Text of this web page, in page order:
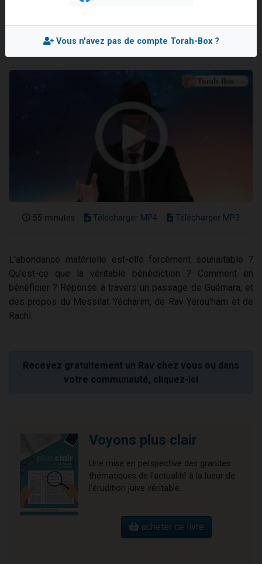
Eva vient de donner son Maasser
3 personnes viennent de faire un don pour Événements Torah-Box
Rav Shimon GOBERT
55 minutes Télécharger MP4 Télécharger MP3
L'abondance matérielle est-elle forcément souhaitable ?
Qu'est-ce que la véritable bénédiction ? Comment en
bénéficier ? Réponse à travers un passage de Guémara, et
des propos du Messilat Yécharim, de Rav Yérou'ham et de
Rachi.
Recevez gratuitement un Rav chez vous ou dans
votre communauté, cliquez-ici
Voyons plus clair
Une mise en perspective des grandes
thématiques de l'actualité à la lueur de
l'érudition juive véritable.
acheter ce livre
Vous n'avez pas de compte Torah-Box ?